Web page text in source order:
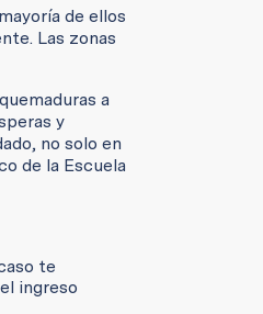
de ellos
Las zonas
a
y
no solo en
de la Escuela
te
ingreso